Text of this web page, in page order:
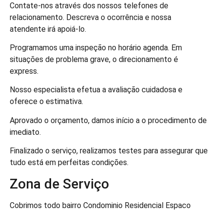
Contate-nos através dos nossos telefones de
relacionamento. Descreva o ocorrência e nossa
atendente irá apoiá-lo.
Programamos uma inspeção no horário agenda. Em
situações de problema grave, o direcionamento é
express.
Nosso especialista efetua a avaliação cuidadosa e
oferece o estimativa.
Aprovado o orçamento, damos início a o procedimento de
imediato.
Finalizado o serviço, realizamos testes para assegurar que
tudo está em perfeitas condições.
Zona de Serviço
Cobrimos todo bairro Condominio Residencial Espaco